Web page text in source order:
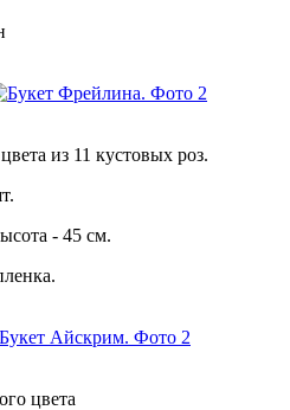
из 11 кустовых роз.
- 45 см.
цвета